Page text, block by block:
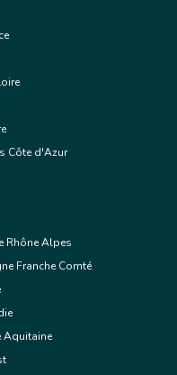
Côte d'Azur
Rhône Alpes
Franche Comté
Aquitaine